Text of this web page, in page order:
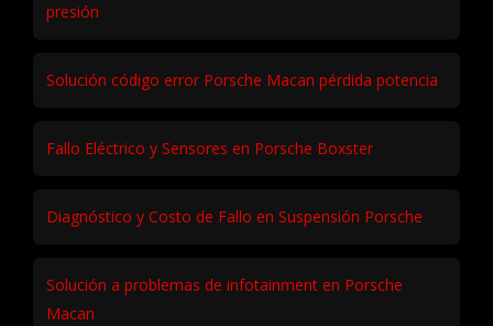
presión
Solución código error Porsche Macan pérdida potencia
Fallo Eléctrico y Sensores en Porsche Boxster
Diagnóstico y Costo de Fallo en Suspensión Porsche
Solución a problemas de infotainment en Porsche
Macan